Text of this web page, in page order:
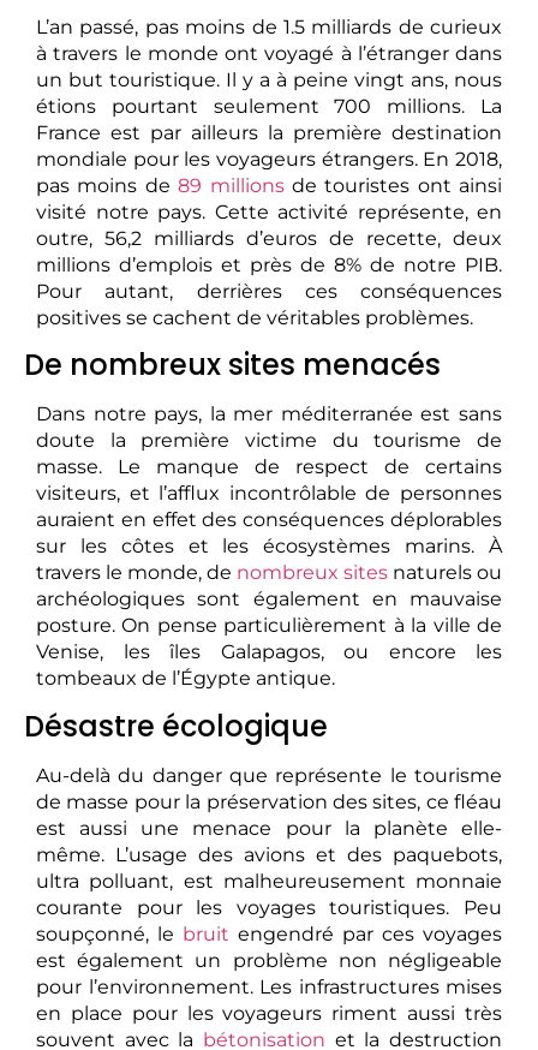
L’an passé, pas moins de 1.5 milliards de curieux
à travers le monde ont voyagé à l’étranger dans
un but touristique. Il y a à peine vingt ans, nous
étions pourtant seulement 700 millions. La
France est par ailleurs la première destination
mondiale pour les voyageurs étrangers. En 2018,
pas moins de89 millionsde touristes ont ainsi
visité notre pays. Cette activité représente, en
outre, 56,2 milliards d’euros de recette, deux
millions d’emplois et près de 8% de notre PIB.
Pour autant, derrières ces conséquences
positives se cachent de véritables problèmes.
De nombreux sites menacés
Dans notre pays, la mer méditerranée est sans
doute la première victime du tourisme de
masse. Le manque de respect de certains
visiteurs, et l’afflux incontrôlable de personnes
auraient en effet des conséquences déplorables
sur les côtes et les écosystèmes marins. À
travers le monde, de nombreux sites naturels ou
archéologiques sont également en mauvaise
posture. On pense particulièrement à la ville de
Venise, les îles Galapagos, ou encore les
tombeaux de l’Égypte antique.
Désastre écologique
Au-delà du danger que représente le tourisme
de masse pour la préservation des sites, ce fléau
est aussi une menace pour la planète elle-
même. L’usage des avions et des paquebots,
ultra polluant, est malheureusement monnaie
courante pour les voyages touristiques. Peu
soupçonné, le bruit engendré par ces voyages
est également un problème non négligeable
pour l’environnement. Les infrastructures mises
en place pour les voyageurs riment aussi très
souvent avec la bétonisation et la destruction